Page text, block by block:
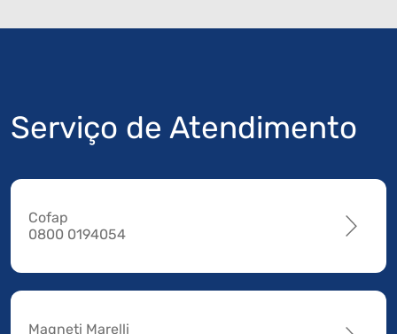
Serviço de Atendimento
Cofap
0800 0194054
Magneti Marelli